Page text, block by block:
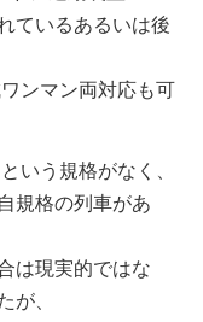
ているあるいは後
ンマン両対応も可
いう規格がなく、
規格の列車があ
は現実的ではな
が、